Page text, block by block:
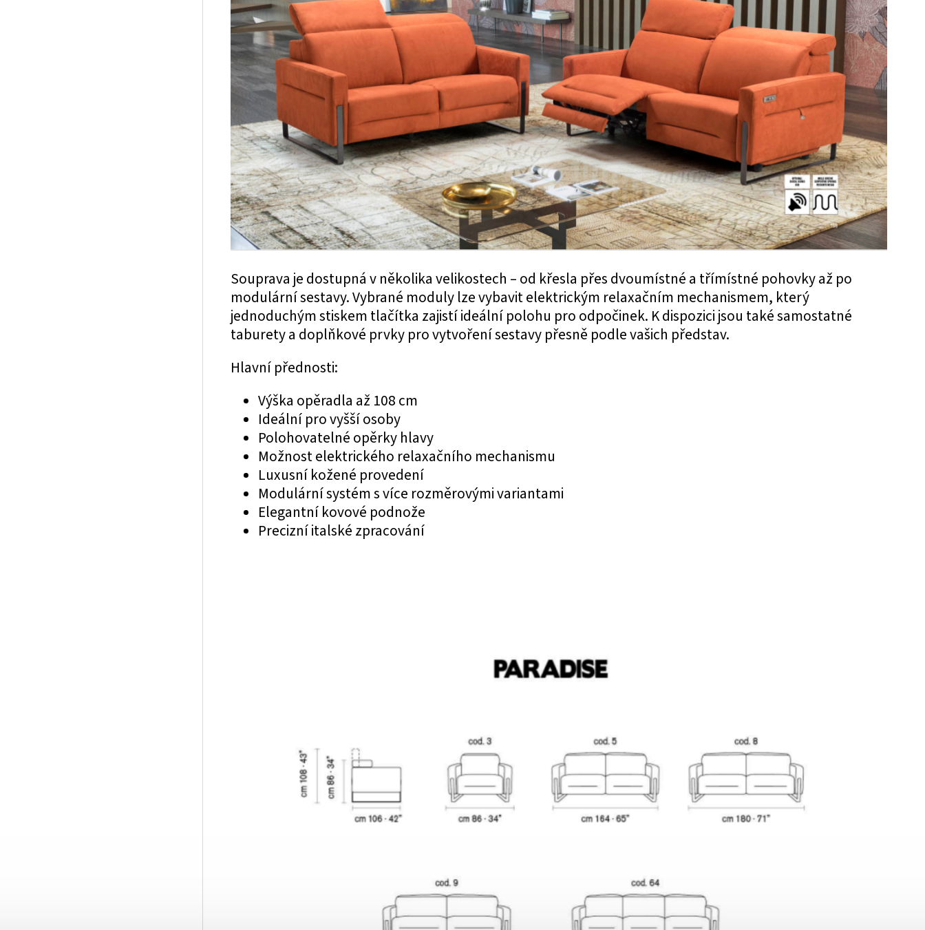
Souprava je dostupná v několika velikostech – od křesla přes dvoumístné a třímístné pohovky až po
modulární sestavy. Vybrané moduly lze vybavit elektrickým relaxačním mechanismem, který
jednoduchým stiskem tlačítka zajistí ideální polohu pro odpočinek. K dispozici jsou také samostatné
taburety a doplňkové prvky pro vytvoření sestavy přesně podle vašich představ.
Hlavní přednosti:
Výška opěradla až 108 cm
Ideální pro vyšší osoby
Polohovatelné opěrky hlavy
Možnost elektrického relaxačního mechanismu
Luxusní kožené provedení
Modulární systém s více rozměrovými variantami
Elegantní kovové podnože
Precizní italské zpracování